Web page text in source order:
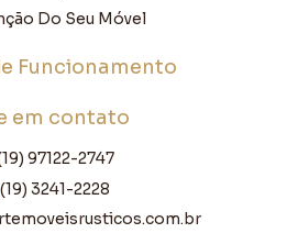
Do Seu Móvel
Funcionamento
em contato
97122-2747
(19) 3241-2228